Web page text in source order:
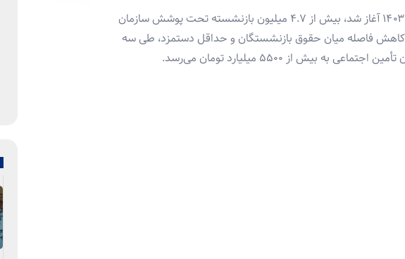
طرح متناسب سازی حقوق بازنشستگان که از آبان ۱۴۰۳ آغاز شد، بیش از ۴.۷ میلیون بازنشسته تحت پوشش سازمان
فاصله میان حقوق بازنشستگان و حداقل دستمزد، طی سه
بیش از ۵۵۰۰ میلیارد تومان می‌رسد.